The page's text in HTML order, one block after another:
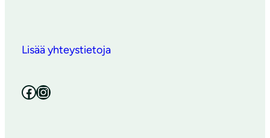
Lisää yhteystietoja
Facebook Instagram